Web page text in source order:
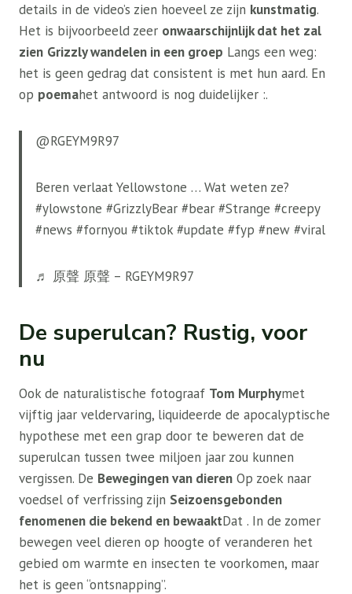
details in de video’s zien hoeveel ze zijn kunstmatig.
Het is bijvoorbeeld zeer onwaarschijnlijk dat het zal
zien Grizzly wandelen in een groep Langs een weg:
het is geen gedrag dat consistent is met hun aard. En
op poemahet antwoord is nog duidelijker :.
@RGEYM9R97
Beren verlaat Yellowstone … Wat weten ze?
#ylowstone #GrizzlyBear #bear #Strange #creepy
#news #fornyou #tiktok #update #fyp #new #viral
♬ 原聲 原聲 – RGEYM9R97
De superulcan? Rustig, voor
nu
Ook de naturalistische fotograaf Tom Murphymet
vijftig jaar veldervaring, liquideerde de apocalyptische
hypothese met een grap door te beweren dat de
superulcan tussen twee miljoen jaar zou kunnen
vergissen. De Bewegingen van dieren Op zoek naar
voedsel of verfrissing zijn Seizoensgebonden
fenomenen die bekend en bewaaktDat . In de zomer
bewegen veel dieren op hoogte of veranderen het
gebied om warmte en insecten te voorkomen, maar
het is geen “ontsnapping”.